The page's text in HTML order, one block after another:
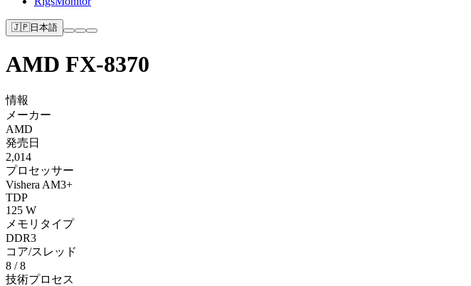
🇯🇵日本語
AMD FX-8370
情報
メーカー
AMD
発売日
2,014
プロセッサー
Vishera AM3+
TDP
125 W
メモリタイプ
DDR3
コア/スレッド
8 / 8
技術プロセス